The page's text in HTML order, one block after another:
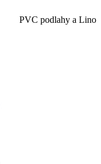
PVC podlahy a Lino